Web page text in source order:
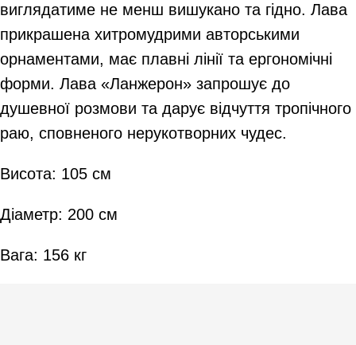
виглядатиме не менш вишукано та гідно. Лава
прикрашена хитромудрими авторськими
орнаментами, має плавні лінії та ергономічні
форми. Лава «Ланжерон» запрошує до
душевної розмови та дарує відчуття тропічного
раю, сповненого нерукотворних чудес.
Висота: 105 см
Діаметр: 200 см
Вага: 156 кг